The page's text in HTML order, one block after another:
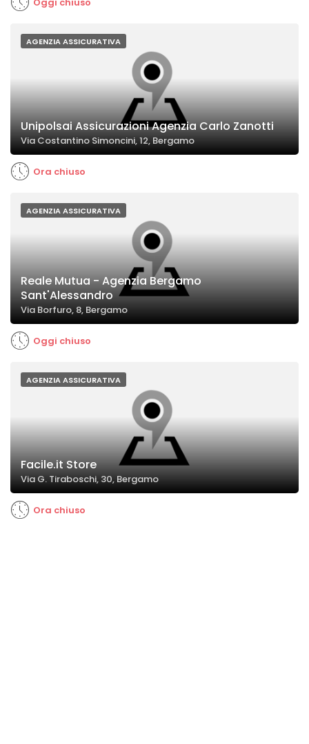
AGENZIA ASSICURATIVA
Unipolsai Assicurazioni Agenzia Carlo Zanotti
Via Costantino Simoncini, 12, Bergamo
Ora chiuso
AGENZIA ASSICURATIVA
Reale Mutua - Agenzia Bergamo
Sant'Alessandro
Via Borfuro, 8, Bergamo
Oggi chiuso
AGENZIA ASSICURATIVA
Facile.it Store
Via G. Tiraboschi, 30, Bergamo
Ora chiuso